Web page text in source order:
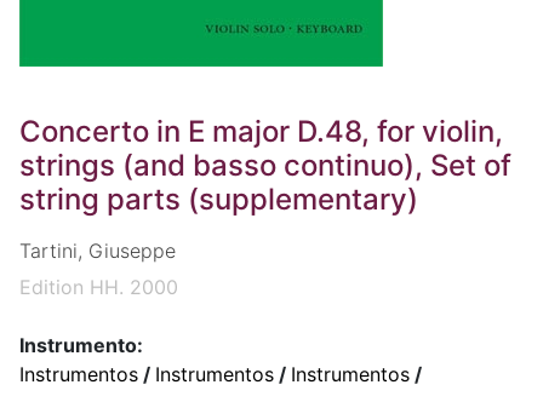
Concerto in E major D.48, for violin,
strings (and basso continuo), Set of
string parts (supplementary)
Tartini, Giuseppe
Edition HH. 2000
Instrumento:
Instrumentos / Instrumentos / Instrumentos /